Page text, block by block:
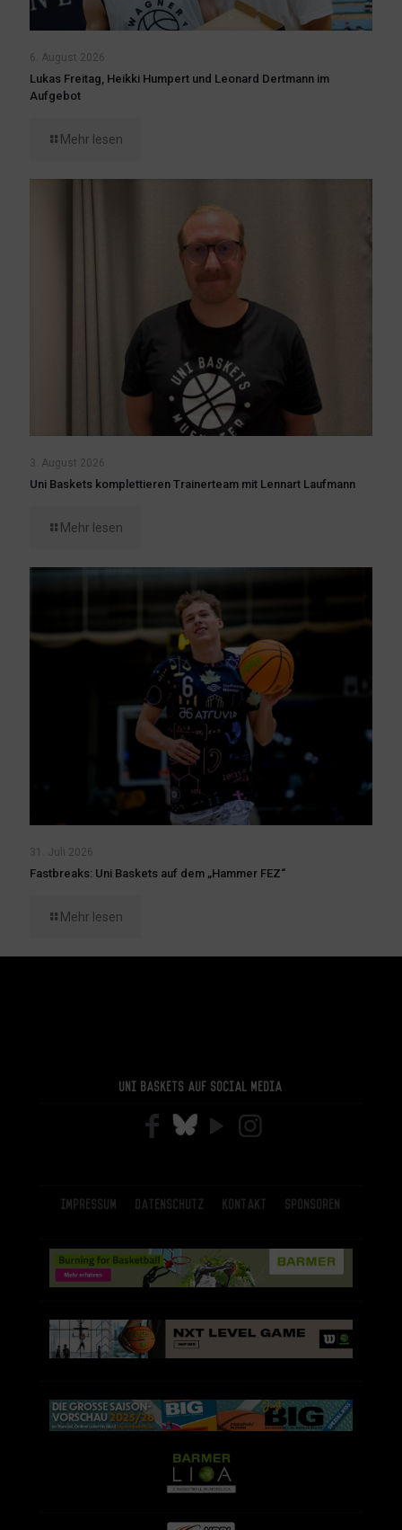
6. August 2026
Lukas Freitag, Heikki Humpert und Leonard Dertmann im
Aufgebot
Mehr lesen
3. August 2026
Uni Baskets komplettieren Trainerteam mit Lennart Laufmann
Mehr lesen
31. Juli 2026
Fastbreaks: Uni Baskets auf dem „Hammer FEZ“
Mehr lesen
Uni Baskets auf Social Media
Impressum Datenschutz Kontakt Sponsoren